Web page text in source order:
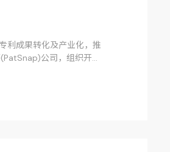
利成果转化及产业化，推
公司，组织开展